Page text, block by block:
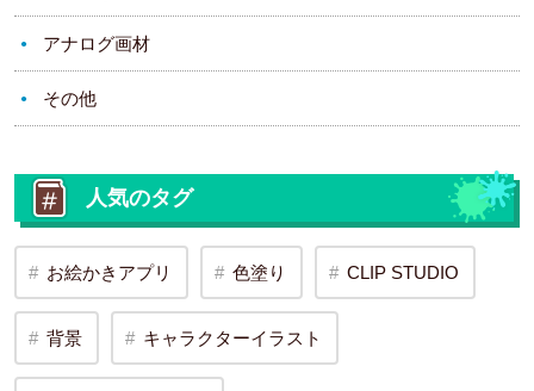
アナログ画材
その他
人気のタグ
お絵かきアプリ 色塗り CLIP STUDIO
背景 キャラクターイラスト